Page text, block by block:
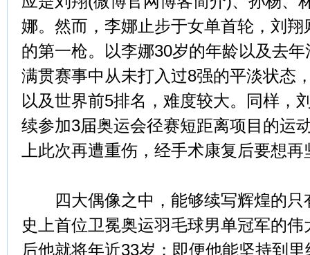
娜。然而，李娜止步于女单首轮，刘
的第一枪。以李娜30岁的年龄以及去
满贯赛事中从未打入过8强的平淡状态
以及世界前5排名，难度较大。同样，
续参加3届奥运会径赛短距离项目的运
上此次再遭重伤，经手术康复后要想
四大偶像之中，能够续写辉煌的只
史上首位卫冕奥运羽毛球男单冠军的
后他就将年近33岁；即便他能坚持到